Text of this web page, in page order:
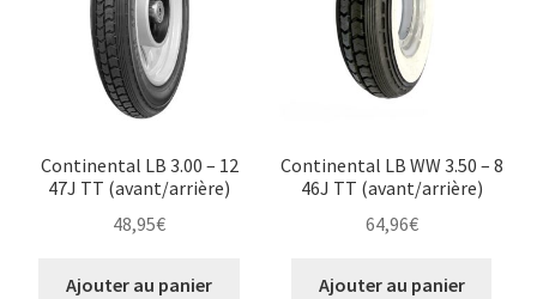
Continental LB 3.00 – 12
47J TT (avant/arrière)
48,95€
Ajouter au panier
Continental LB WW 3.50 – 8
46J TT (avant/arrière)
64,96€
Ajouter au panier